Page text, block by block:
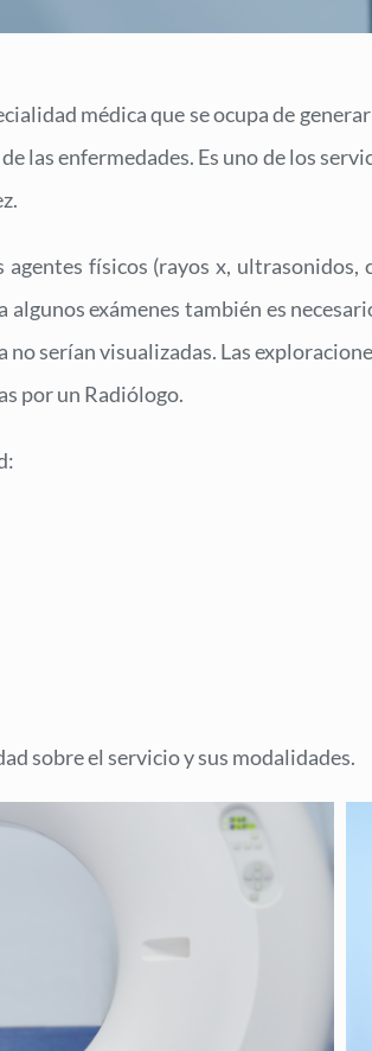
médica que se ocupa de
las enfermedades. Es uno de los
físicos (rayos x,
exámenes también es
serían visualizadas. Las
por un Radiólogo.
sobre el servicio y sus modalidades.